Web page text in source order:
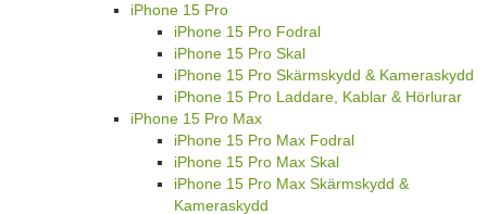
iPhone 15 Pro
iPhone 15 Pro Fodral
iPhone 15 Pro Skal
iPhone 15 Pro Skärmskydd & Kameraskydd
iPhone 15 Pro Laddare, Kablar & Hörlurar
iPhone 15 Pro Max
iPhone 15 Pro Max Fodral
iPhone 15 Pro Max Skal
iPhone 15 Pro Max Skärmskydd &
Kameraskydd